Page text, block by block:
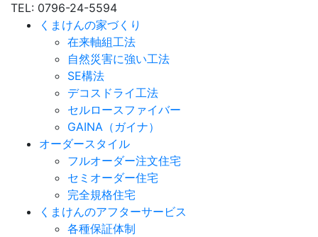
TEL: 0796-24-5594
くまけんの家づくり
在来軸組工法
自然災害に強い工法
SE構法
デコスドライ工法
セルロースファイバー
GAINA（ガイナ）
オーダースタイル
フルオーダー注文住宅
セミオーダー住宅
完全規格住宅
くまけんのアフターサービス
各種保証体制